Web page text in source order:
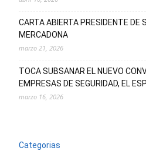
CARTA ABIERTA PRESIDENTE DE
MERCADONA
marzo 21, 2026
TOCA SUBSANAR EL NUEVO
EMPRESAS DE SEGURIDAD, EL
marzo 16, 2026
Categorias